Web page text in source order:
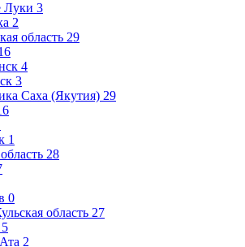
Луки 3
2
область 29
4
3
Саха (Якутия) 29
1
28
0
область 27
5
2